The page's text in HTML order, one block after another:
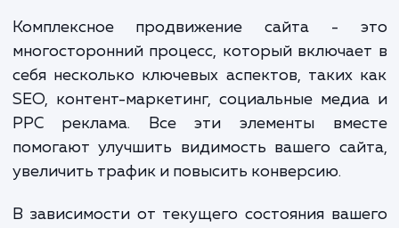
плана предполагает фиксированный платеж плюс
бонусы за достижение определенных целей.
каналы и/или оплата за трафик применяются в
с SEO.
Финальная стоимость зависит от многих факторов,
состояние сайта и многое другое. Мы всегда стремимся к